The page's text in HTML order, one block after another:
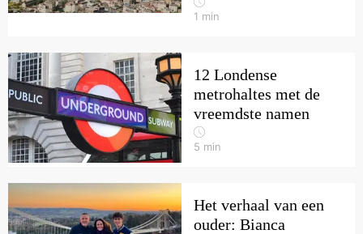
1 min
12 Londense
metrohaltes met de
vreemdste namen
5 min
Het verhaal van een
ouder: Bianca